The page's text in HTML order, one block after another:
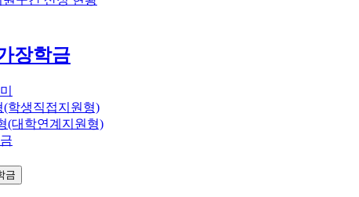
장학금
학생직접지원형)
(대학연계지원형)
금